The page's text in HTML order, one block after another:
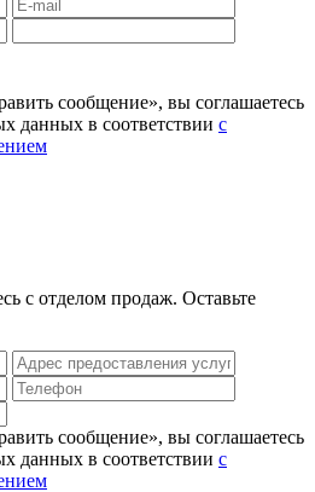
сообщение», вы соглашаетесь
данных в соответствии с
с отделом продаж. Оставьте
сообщение», вы соглашаетесь
данных в соответствии с